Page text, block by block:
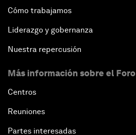
Cómo trabajamos
Liderazgo y gobernanza
Nuestra repercusión
Más información sobre el Foro
Centros
Reuniones
Partes interesadas